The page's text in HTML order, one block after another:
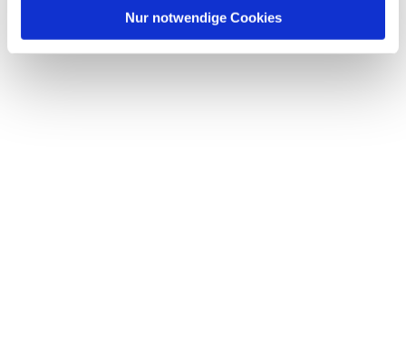
Nur notwendige Cookies